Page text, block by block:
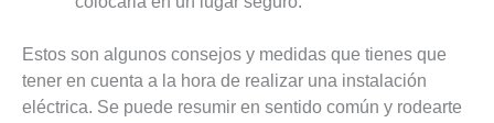
Estos son algunos consejos y medidas que tienes que
tener en cuenta a la hora de realizar una instalación
eléctrica. Se puede resumir en sentido común y rodearte